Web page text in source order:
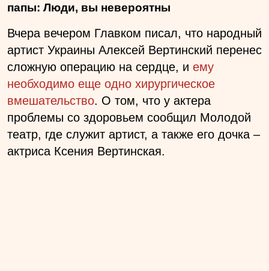
папы: Люди, вы невероятны
Вчера вечером Главком писал, что народный
артист Украины Алексей Вертинский перенес
сложную операцию на сердце, и ему
необходимо еще одно хирургическое
вмешательство. О том, что у актера
проблемы со здоровьем сообщил Молодой
театр, где служит артист, а также его дочка –
актриса Ксения Вертинская.